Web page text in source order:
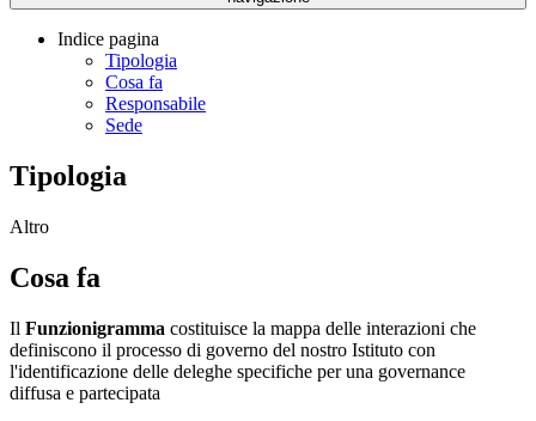
Indice pagina
Tipologia
Cosa fa
Responsabile
Sede
Tipologia
Altro
Cosa fa
Il Funzionigramma costituisce la mappa delle interazioni che
definiscono il processo di governo del nostro Istituto con
l'identificazione delle deleghe specifiche per una governance
diffusa e partecipata